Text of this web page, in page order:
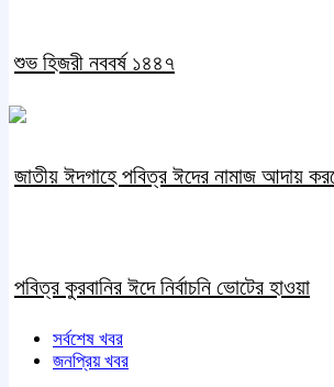
শুভ হিজরী নববর্ষ ১৪৪৭
জাতীয় ঈদগাহে পবিত্র ঈদের নামাজ আদায়
পবিত্র কুরবানির ঈদে নির্বাচনি ভোটের হাওয়া
সর্বশেষ খবর
জনপ্রিয় খবর